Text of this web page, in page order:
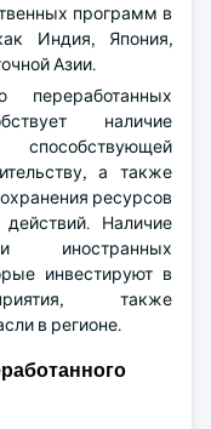
программ в
Индия, Япония,
Азии.
переработанных
наличие
а также
ресурсов
Наличие
инвестируют в
также
в регионе.